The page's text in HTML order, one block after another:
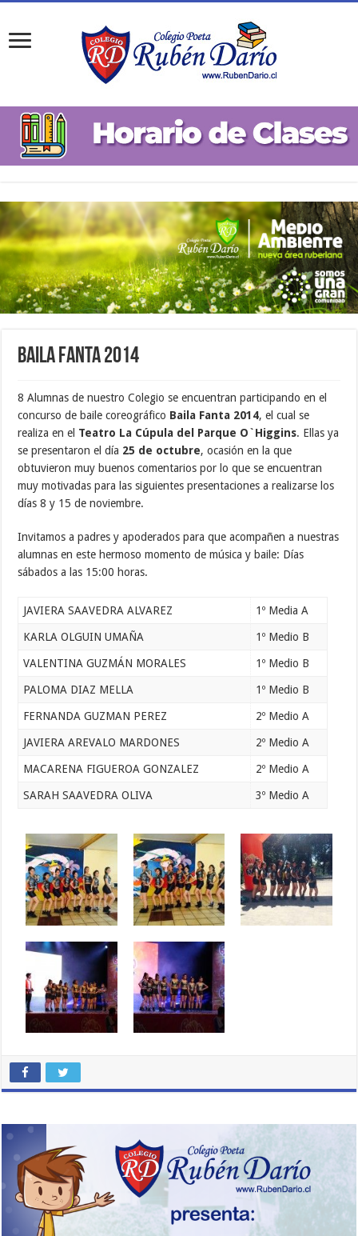
Baila Fanta 2014
8 Alumnas de nuestro Colegio se encuentran participando en el
concurso de baile coreográfico Baila Fanta 2014, el cual se
realiza en el Teatro La Cúpula del Parque O`Higgins. Ellas ya
se presentaron el día 25 de octubre, ocasión en la que
obtuvieron muy buenos comentarios por lo que se encuentran
muy motivadas para las siguientes presentaciones a realizarse los
días 8 y 15 de noviembre.
Invitamos a padres y apoderados para que acompañen a nuestras
alumnas en este hermoso momento de música y baile: Días
sábados a las 15:00 horas.
JAVIERA SAAVEDRA ALVAREZ 1º Media A
KARLA OLGUIN UMAÑA 1º Medio B
VALENTINA GUZMÁN MORALES 1º Medio B
PALOMA DIAZ MELLA 1º Medio B
FERNANDA GUZMAN PEREZ 2º Medio A
JAVIERA AREVALO MARDONES 2º Medio A
MACARENA FIGUEROA GONZALEZ 2º Medio A
SARAH SAAVEDRA OLIVA 3º Medio A